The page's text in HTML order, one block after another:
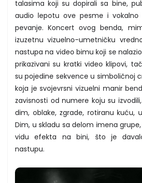
talasima koji su dopirali sa bine,
audio lepotu ove pesme i vokalno
pevanje. Koncert ovog benda,
izuzetnu vizuelno-umetničku
nastupa na video bimu koji se
prikazivani su kratki video klipovi,
su pojedine sekvence u simboličnoj
koja je svojevrsni vizuelni manir
zavisnosti od numere koju su
dim, oblake, zgrade, rotiranu kuću,
Dim, u skladu sa delom imena
vidu efekta na bini, što je
nastupu.